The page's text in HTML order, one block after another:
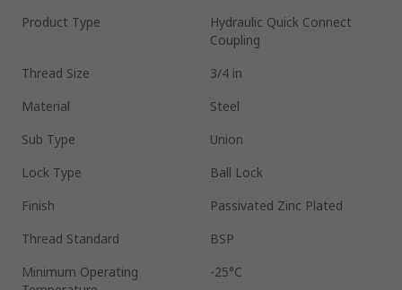
Product Type
Hydraulic Quick Connect
Coupling
Thread Size
3/4 in
Material
Steel
Sub Type
Union
Lock Type
Ball Lock
Finish
Passivated Zinc Plated
Thread Standard
BSP
Minimum Operating
-25°C